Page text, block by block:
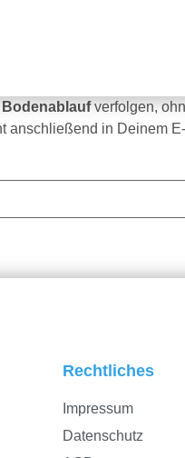
verfolgen,
anschließend in Deinem
Rechtliches
Impressum
Datenschutz